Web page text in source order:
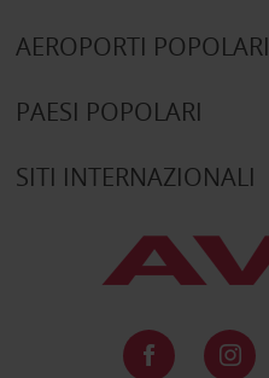
AEROPORTI POPOLARI
PAESI POPOLARI
SITI INTERNAZIONALI